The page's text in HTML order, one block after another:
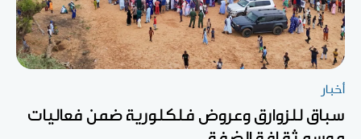
أخبار
سباق للزوارق وعروض فلكلورية ضمن فعاليات